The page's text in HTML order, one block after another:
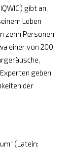
gibt an,
Leben
zehn Personen
einer von 200
geben
der
(Latein: